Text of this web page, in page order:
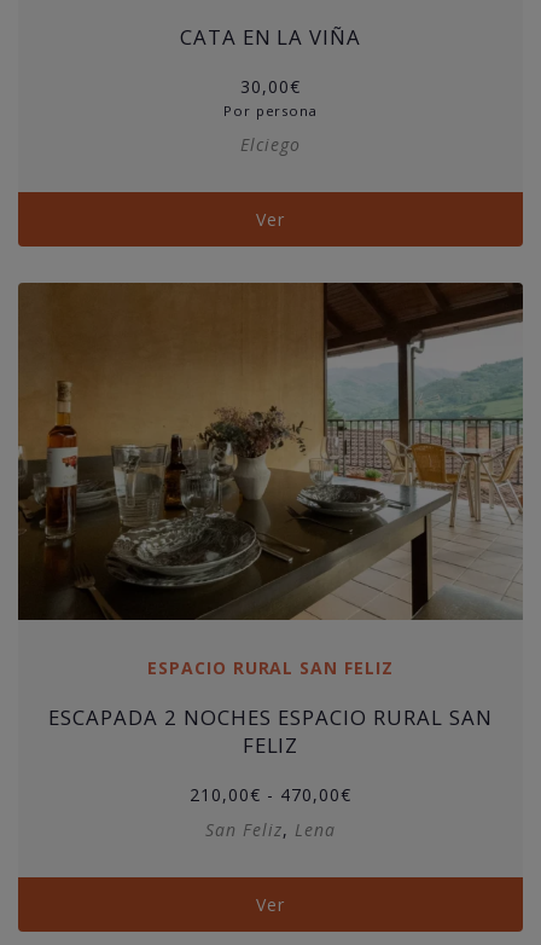
CATA EN LA VIÑA
30,00€
Por persona
Elciego
Ver
ESPACIO RURAL SAN FELIZ
ESCAPADA 2 NOCHES ESPACIO RURAL SAN
FELIZ
210,00€ - 470,00€Rango
210,00€
470,00€
San Feliz, Lena
Ver